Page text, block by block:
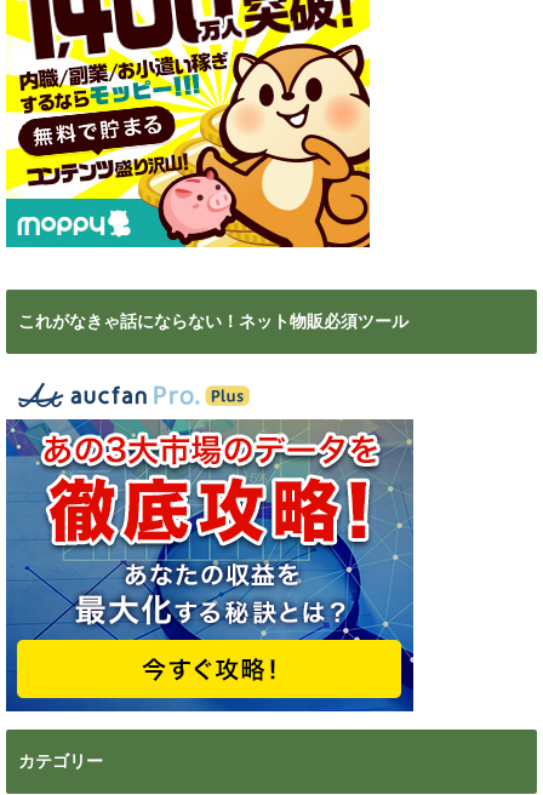
これがなきゃ話にならない！ネット物販必須ツール
カテゴリー